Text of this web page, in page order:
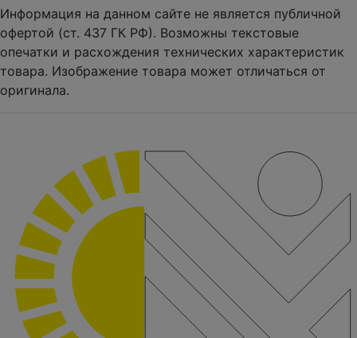
Информация на данном сайте не является публичной
офертой (ст. 437 ГК РФ). Возможны текстовые
опечатки и расхождения технических характеристик
товара. Изображение товара может отличаться от
оригинала.